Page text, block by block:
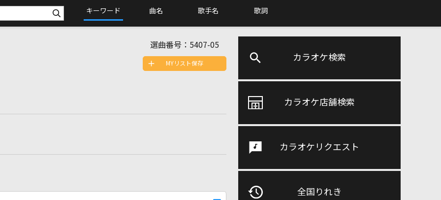
キーワード 曲名 歌手名 歌詞
カラオケ検索
カラオケ店舗検索
カラオケリクエスト
全国りれき
選曲番号： 5407-05
MYリスト保存